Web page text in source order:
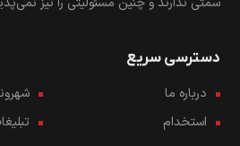
دسترسی سریع
درباره ما
استخدام